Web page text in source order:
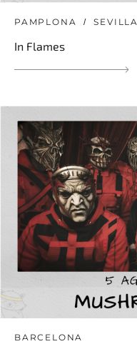
PAMPLONA SEVILLA
In Flames
BARCELONA